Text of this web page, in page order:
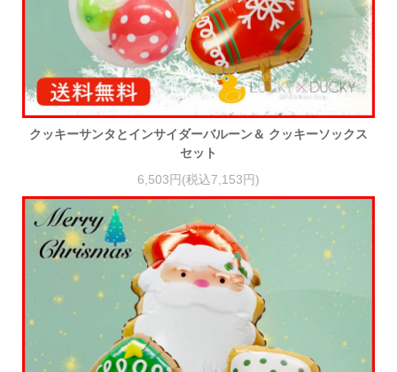
クッキーサンタとインサイダーバルーン＆ クッキーソックス
セット
6,503円(税込7,153円)